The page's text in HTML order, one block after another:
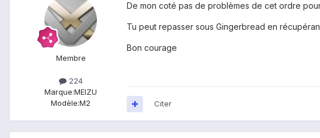
Membre
224
Marque:MEIZU
Modèle:M2
De mon coté pas de problèmes de cet ordre
Tu peut repasser sous Gingerbread en
Bon courage
Citer